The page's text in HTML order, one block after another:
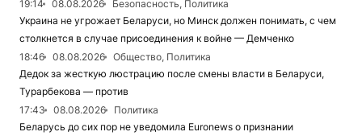
19:14 08.08.2026
Безопасность, Политика
Украина не угрожает Беларуси, но Минск должен понимать, с чем
столкнется в случае присоединения к войне — Демченко
18:46
08.08.2026
Общество, Политика
Дедок за жесткую люстрацию после смены власти в Беларуси,
Турарбекова — против
17:43
08.08.2026
Политика
Беларусь до сих пор не уведомила Euronews о признании